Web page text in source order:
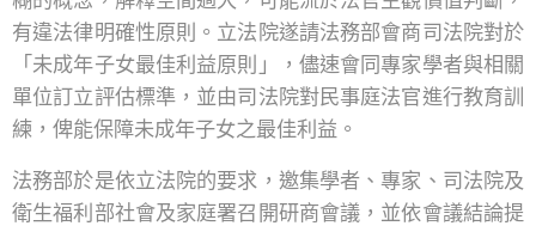
有違法律明確性原則。立法院遂請法務部會商司法院對於
「未成年子女最佳利益原則」，儘速會同專家學者與相關
單位訂立評估標準，並由司法院對民事庭法官進行教育訓
練，俾能保障未成年子女之最佳利益。
法務部於是依立法院的要求，邀集學者、專家、司法院及
衛生福利部社會及家庭署召開研商會議，並依會議結論提